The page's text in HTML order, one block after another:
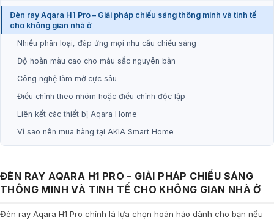
Đèn ray Aqara H1 Pro – Giải pháp chiếu sáng thông minh và tinh tế
cho không gian nhà ở
Nhiều phân loại, đáp ứng mọi nhu cầu chiếu sáng
Độ hoàn màu cao cho màu sắc nguyên bản
Công nghệ làm mờ cực sâu
Điều chỉnh theo nhóm hoặc điều chỉnh độc lập
Liên kết các thiết bị Aqara Home
Vì sao nên mua hàng tại AKIA Smart Home
ĐÈN RAY AQARA H1 PRO – GIẢI PHÁP CHIẾU SÁNG
THÔNG MINH VÀ TINH TẾ CHO KHÔNG GIAN NHÀ Ở
Đèn ray Aqara H1 Pro chính là lựa chọn hoàn hảo dành cho bạn nếu